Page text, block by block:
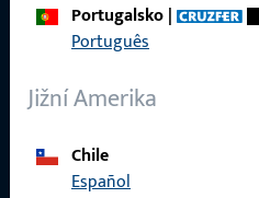
Portugalsko|
Português
Jižní Amerika
Chile
Español